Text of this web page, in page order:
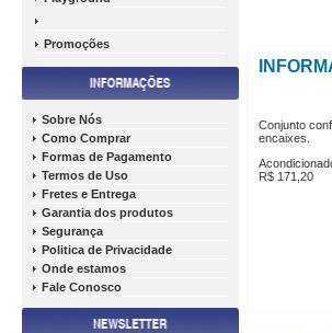
Promoções
Sobre Nós
Como Comprar
Formas de Pagamento
Termos de Uso
Fretes e Entrega
Garantia dos produtos
Segurança
Politica de Privacidade
Onde estamos
Fale Conosco
Conjunto
encaixes.
R$ 171,20